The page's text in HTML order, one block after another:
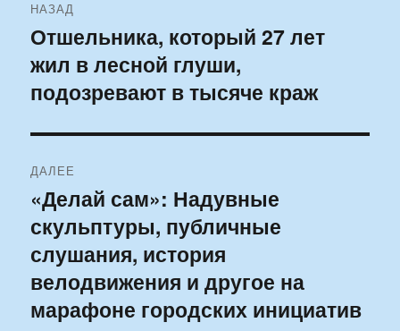
по
записям
НАЗАД
Предыдущая
запись:
Отшельника, который 27 лет
жил в лесной глуши,
подозревают в тысяче краж
ДАЛЕЕ
Следующая
запись:
«Делай сам»: Надувные
скульптуры, публичные
слушания, история
велодвижения и другое на
марафоне городских инициатив